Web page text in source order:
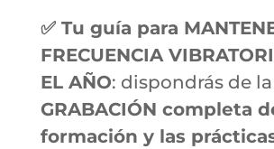
✅ Tu guía para
FRECUENCIA
EL AÑO: dispondrás de la
GRABACIÓN completa
formación y las